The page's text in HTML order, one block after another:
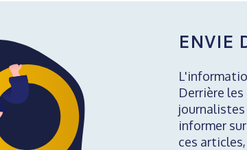
ENVIE
Derrière
informer
ces